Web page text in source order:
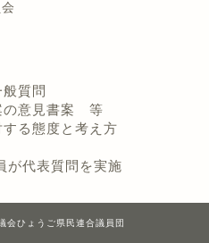
質問
意見書案 等
る態度と考え方
代表質問を実施
ひょうご県民連合議員団